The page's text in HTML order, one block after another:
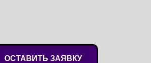
ОСТАВИТЬ ЗАЯВКУ